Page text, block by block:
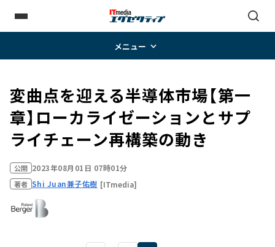
メニュー
変曲点を迎える半導体市場【第一
章】ローカライゼーションとサプ
ライチェーン再構築の動き
公開 2023年08月01日 07時01分
著者 Shi Juan兼子佑樹 [ITmedia]